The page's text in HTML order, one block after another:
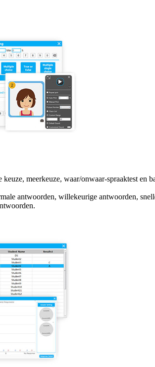
meerkeuze, waar/onwaar-spraaktest en
antwoorden, willekeurige antwoorden,